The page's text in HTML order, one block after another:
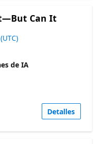
Can It
de IA
Detalles